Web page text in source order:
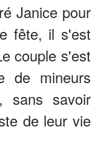
Janice pour
fête, il s'est
couple s'est
de mineurs
sans savoir
de leur vie